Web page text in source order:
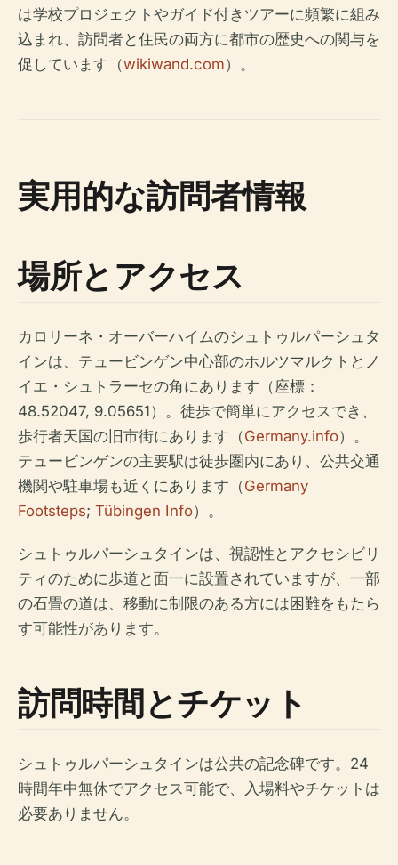
は学校プロジェクトやガイド付きツアーに頻繁に組み
込まれ、訪問者と住民の両方に都市の歴史への関与を
促しています（wikiwand.com）。
実用的な訪問者情報
場所とアクセス
カロリーネ・オーバーハイムのシュトゥルパーシュタ
インは、テュービンゲン中心部のホルツマルクトとノ
イエ・シュトラーセの角にあります（座標：
48.52047, 9.05651）。徒歩で簡単にアクセスでき、
歩行者天国の旧市街にあります（Germany.info）。
テュービンゲンの主要駅は徒歩圏内にあり、公共交通
機関や駐車場も近くにあります（Germany
Footsteps; Tübingen Info）。
シュトゥルパーシュタインは、視認性とアクセシビリ
ティのために歩道と面一に設置されていますが、一部
の石畳の道は、移動に制限のある方には困難をもたら
す可能性があります。
訪問時間とチケット
シュトゥルパーシュタインは公共の記念碑です。24
時間年中無休でアクセス可能で、入場料やチケットは
必要ありません。